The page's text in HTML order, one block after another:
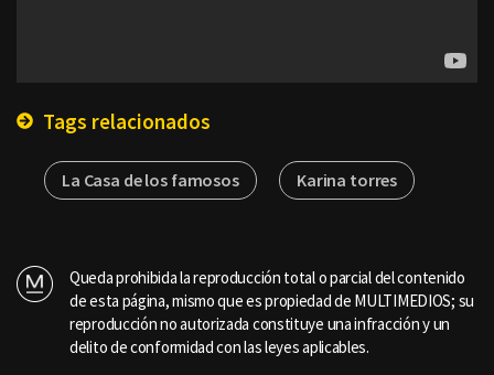
Tags relacionados
La Casa de los famosos Karina torres
Queda prohibida la reproducción total o parcial del contenido
de esta página, mismo que es propiedad de MULTIMEDIOS; su
reproducción no autorizada constituye una infracción y un
delito de conformidad con las leyes aplicables.